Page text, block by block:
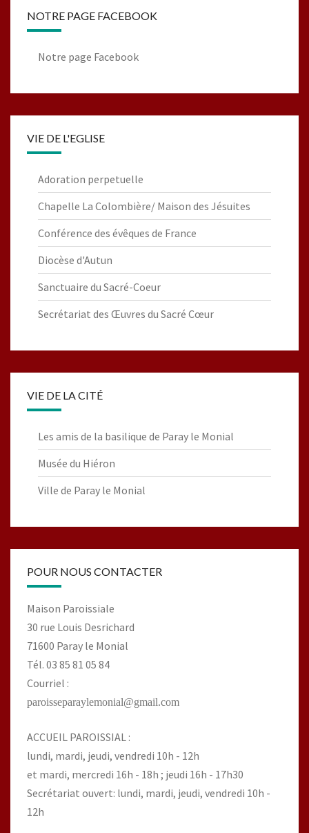
NOTRE PAGE FACEBOOK
Notre page Facebook
VIE DE L'EGLISE
Adoration perpetuelle
Chapelle La Colombière/ Maison des Jésuites
Conférence des évêques de France
Diocèse d'Autun
Sanctuaire du Sacré-Coeur
Secrétariat des Œuvres du Sacré Cœur
VIE DE LA CITÉ
Les amis de la basilique de Paray le Monial
Musée du Hiéron
Ville de Paray le Monial
POUR NOUS CONTACTER
Maison Paroissiale
30 rue Louis Desrichard
71600 Paray le Monial
Tél. 03 85 81 05 84
Courriel :
paroisseparaylemonial@gmail.com
ACCUEIL PAROISSIAL :
lundi, mardi, jeudi, vendredi 10h - 12h
et mardi, mercredi 16h - 18h ; jeudi 16h - 17h30
Secrétariat ouvert: lundi, mardi, jeudi, vendredi 10h -
12h